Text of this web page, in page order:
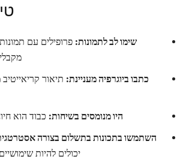
שימו לב לתמונות: פרופילים עם
כתבו ביוגרפיה מעניינת: תיאור
היו מנומסים בשיחות: כבוד הוא
השתמשו בתכונות בתשלום בצורה
יכולים להיות